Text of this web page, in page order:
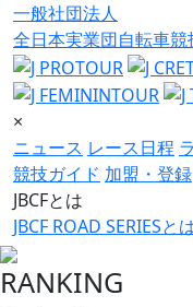
一般社団法人
全日本実業団自転車競
×
ニュース レース日程
競技ガイド 加盟・登録
JBCFとは
JBCF ROAD SERIESと
RANKING